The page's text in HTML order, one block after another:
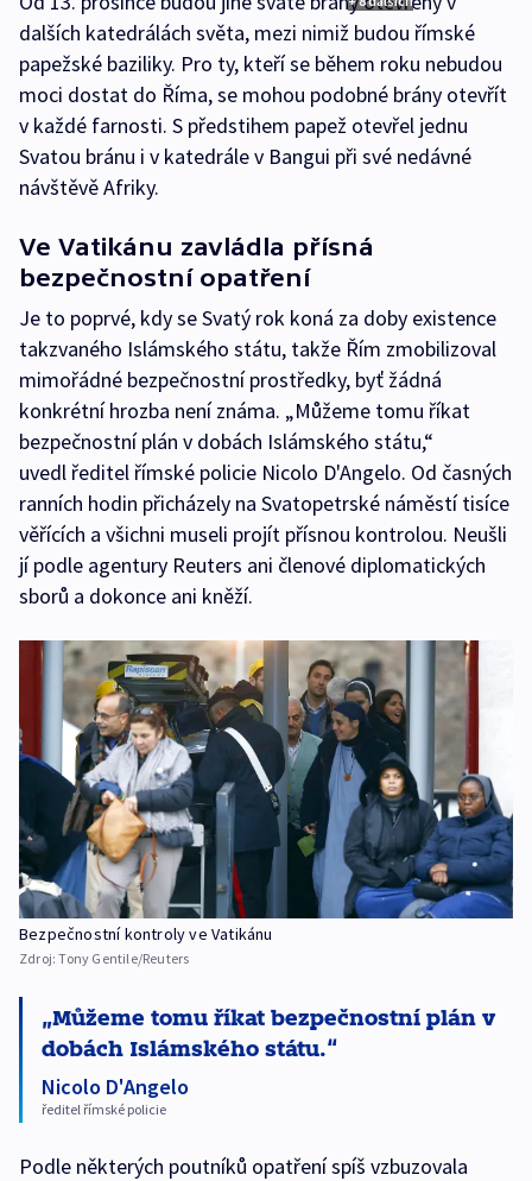
dalších katedrálách světa, mezi nimiž budou římské
papežské baziliky. Pro ty, kteří se během roku nebudou
moci dostat do Říma, se mohou podobné brány otevřít
v každé farnosti. S předstihem papež otevřel jednu
Svatou bránu i v katedrále v Bangui při své nedávné
návštěvě Afriky.
Ve Vatikánu zavládla přísná
bezpečnostní opatření
Je to poprvé, kdy se Svatý rok koná za doby existence
takzvaného Islámského státu, takže Řím zmobilizoval
mimořádné bezpečnostní prostředky, byť žádná
konkrétní hrozba není známa. „Můžeme tomu říkat
bezpečnostní plán v dobách Islámského státu,“
uvedl ředitel římské policie Nicolo D'Angelo. Od časných
ranních hodin přicházely na Svatopetrské náměstí tisíce
věřících a všichni museli projít přísnou kontrolou. Neušli
jí podle agentury Reuters ani členové diplomatických
sborů a dokonce ani kněží.
Bezpečnostní kontroly ve Vatikánu
Zdroj:Tony Gentile/Reuters
Můžeme tomu říkat bezpečnostní plán v
dobách Islámského státu.
Nicolo D'Angelo
ředitel římské policie
Podle některých poutníků opatření spíš vzbuzovala